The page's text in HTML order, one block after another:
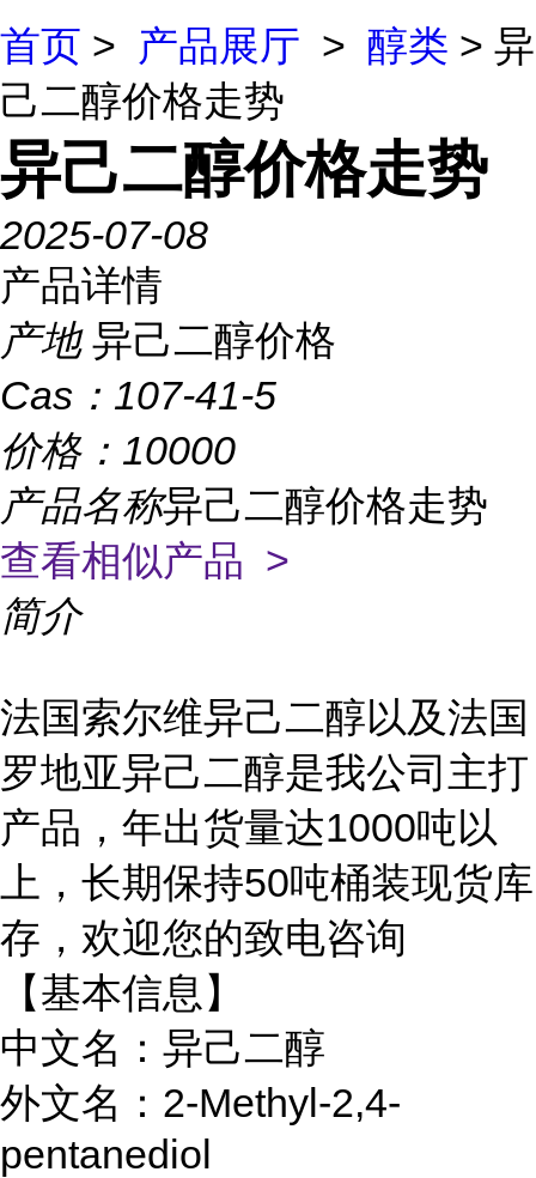
首页 > 产品展厅 > 醇类 > 异
己二醇价格走势
异己二醇价格走势
2025-07-08
产品详情
产地 异己二醇价格
Cas： 107-41-5
价格： 10000
产品名称异己二醇价格走势
查看相似产品 >
简介
法国索尔维异己二醇以及法国
罗地亚异己二醇是我公司主打
产品，年出货量达1000吨以
上，长期保持50吨桶装现货库
存，欢迎您的致电咨询
【基本信息】
中文名：异己二醇
外文名：2-Methyl-2,4-
pentanediol